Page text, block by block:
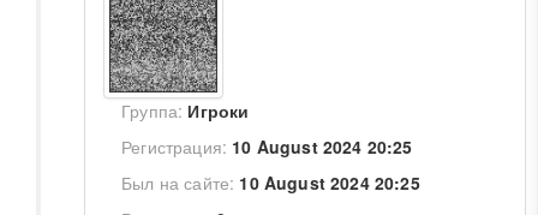
Группа: Игроки
Регистрация: 10 August 2024 20:25
Был на сайте: 10 August 2024 20:25